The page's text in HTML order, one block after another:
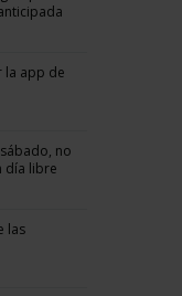
la app de
no
día libre
las